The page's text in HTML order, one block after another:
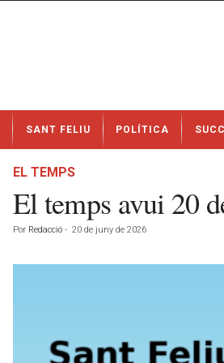
t
SANT FELIU POLÍTICA
EL TEMPS
El temps avui 20
Por Redacció - 20 de juny de 2026